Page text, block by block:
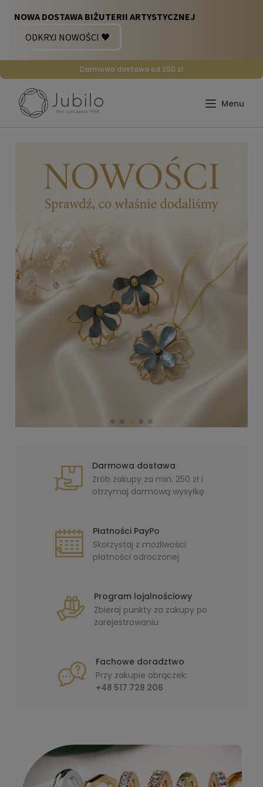
Darmowa dostawa od 250 zł
Darmowa dostawa
Zrób zakupy za min. 250 zł i
otrzymaj darmową wysyłkę
Płatności PayPo
Skorzystaj z możliwości
płatności odroczonej
Program lojalnościowy
Zbieraj punkty za zakupy po
zarejestrowaniu
Fachowe doradztwo
Przy zakupie obrączek:
+48 517 728 206